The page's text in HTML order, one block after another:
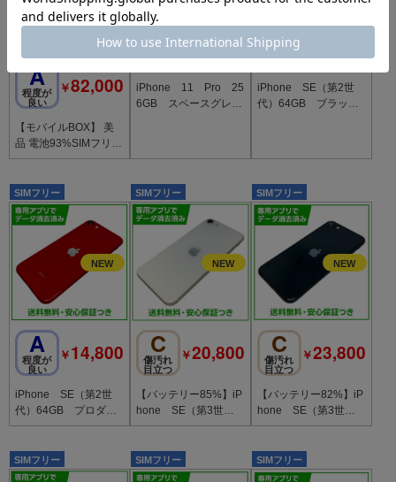
A
程度が
良い
￥82,000
【モバイルBOX】 美
品 電池93%SIMフリー
iPhone15 128GB ブラ
C
iPhone 11 Pro 25
6GB スペースグレ
J
ジャンク
iPhone SE（第2世
代）64GB ブラッ
SIMフリー
A
程度が
良い
￥14,800
iPhone SE（第2世
代）64GB プロダク
トレッド SIMフリ
SIMフリー
C
傷汚れ
目立つ
￥20,800
【バッテリー85%】iP
hone SE（第3世
代）64GB スターラ
コモ版
SIMフリー
C
傷汚れ
目立つ
￥23,800
【バッテリー82%】iP
hone SE（第3世
代）128GB ミッドナ
コモ版
SIMフリー SIMフリー SIMフリー